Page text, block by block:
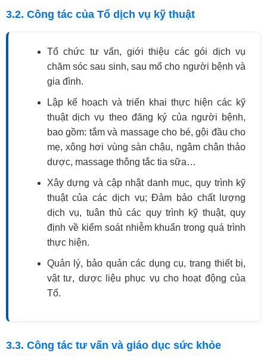
3.2. Công tác của Tổ dịch vụ kỹ thuật
Tổ chức tư vấn, giới thiệu các gói dịch vụ
chăm sóc sau sinh, sau mổ cho người bệnh và
gia đình.
Lập kế hoạch và triển khai thực hiện các kỹ
thuật dịch vụ theo đăng ký của người bệnh,
bao gồm: tắm và massage cho bé, gội đầu cho
mẹ, xông hơi vùng sàn chậu, ngâm chân thảo
dược, massage thông tắc tia sữa…
Xây dựng và cập nhật danh mục, quy trình kỹ
thuật của các dịch vụ; Đảm bảo chất lượng
dịch vụ, tuân thủ các quy trình kỹ thuật, quy
định về kiểm soát nhiễm khuẩn trong quá trình
thực hiện.
Quản lý, bảo quản các dụng cụ, trang thiết bị,
vật tư, dược liệu phục vụ cho hoạt động của
Tổ.
3.3. Công tác tư vấn và giáo dục sức khỏe